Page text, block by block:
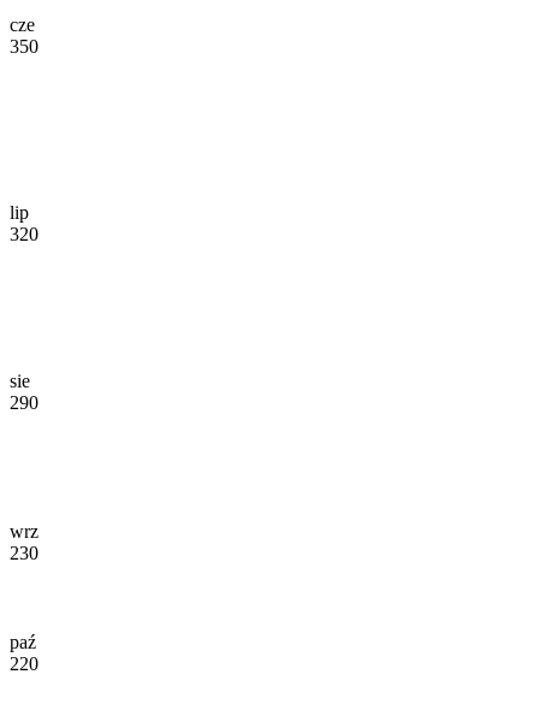
cze
350
lip
320
sie
290
wrz
230
paź
220